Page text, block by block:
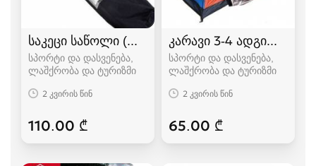
საკეცი საწოლი (ლეჟანკა) გასაშლელი საწოლი
სპორტი და დასვენება,
ლაშქრობა და ტურიზმი
2 კვირის წინ
110.00 ₾
კარავი 3-4 ადგილიანი
სპორტი და დასვენება,
ლაშქრობა და ტურიზმი
2 კვირის წინ
65.00 ₾